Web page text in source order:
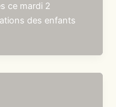
ce mardi 2
des enfants